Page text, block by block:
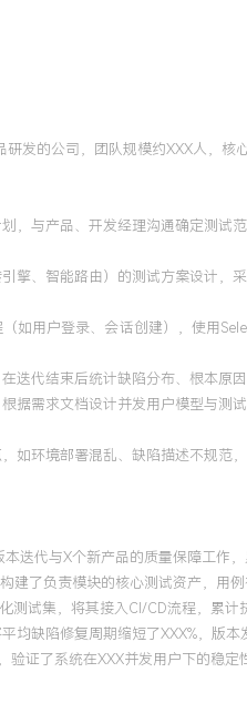
的规划与评估更加专业和高效。
发的公司，团队规模约XXX人，
，与产品、开发经理沟通确定测
擎、智能路由）的测试方案设计
如用户登录、会话创建），使用
迭代结束后统计缺陷分布、根本原
据需求文档设计并发用户模型与
如环境部署混乱、缺陷描述不规
迭代与X个新产品的质量保障工作
建了负责模块的核心测试资产，用
测试集，将其接入CI/CD流程，累计
均缺陷修复周期缩短了XXX%，版本
证了系统在XXX并发用户下的稳定